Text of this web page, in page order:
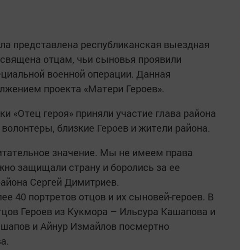
представлена республиканская выездная
отцам, чьи сыновья проявили
военной операции. Данная
проекта «Матери Героев».
«Отец героя» приняли участие глава района
близкие Героев и жители района.
значение. Мы не имеем права
защищали страну и боролись за ее
Сергей Димитриев.
40 портретов отцов и их сыновей-героев. В
Героев из Кукмора – Ильсура Кашапова и
и Айнур Измайлов посмертно